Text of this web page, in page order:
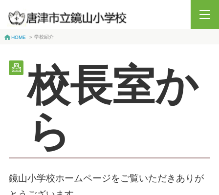
HOME > 学校紹介
校長室か
ら
鏡山小学校ホームページをご覧いただきありが